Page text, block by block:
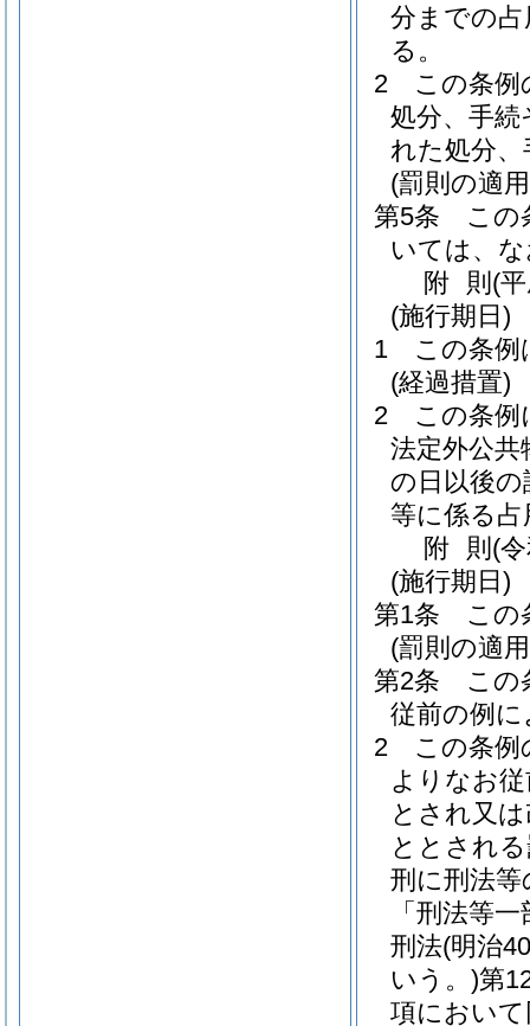
分までの
る。
2
この条例
処分、手
れた処分
(罰則の適
第5条
この
いては、
附 則 (
(施行期日)
1
この条例
(経過措置)
2
この条例
法定外公
の日以後
等に係る
附 則 (
(施行期日)
第1条
この
(罰則の適
第2条
この
従前の例
2
この条例
よりなお
とされ又
ととされ
刑に刑法
「刑法等
刑法(明治
いう。)第
項におい